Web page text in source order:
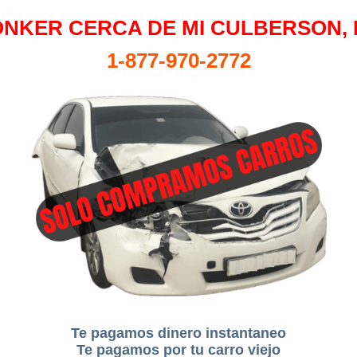
CERCA DE MI CULBERSON,
1-877-970-2772
Te pagamos dinero instantaneo
Te pagamos por tu carro viejo